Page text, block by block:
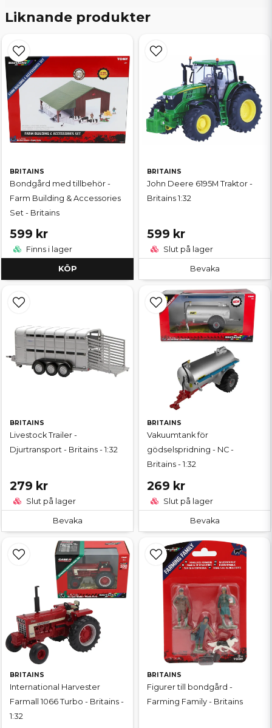
Liknande produkter
BRITAINS
Bondgård med tillbehör -
Farm Building & Accessories
Set - Britains
599 kr
Finns i lager
KÖP
BRITAINS
John Deere 6195M Traktor -
Britains 1:32
599 kr
Slut på lager
Bevaka
BRITAINS
Livestock Trailer -
Djurtransport - Britains - 1:32
279 kr
Slut på lager
Bevaka
BRITAINS
Vakuumtank för
gödselspridning - NC -
Britains - 1:32
269 kr
Slut på lager
Bevaka
BRITAINS
International Harvester
Farmall 1066 Turbo - Britains -
1:32
BRITAINS
Figurer till bondgård -
Farming Family - Britains